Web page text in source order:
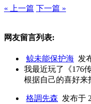
« 上一篇 下一篇 »
网友留言列表:
鲸未能保护海 发
我最近玩了《176
根据自己的喜好来
格調先森 发布于